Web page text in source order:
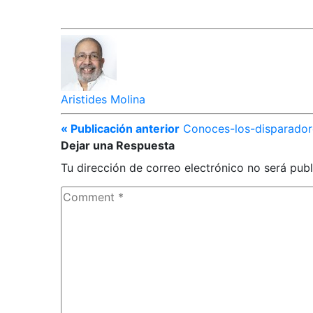
Aristides Molina
« Publicación anterior Conoces-los-
Dejar una Respuesta
Tu dirección de correo electrónico no será